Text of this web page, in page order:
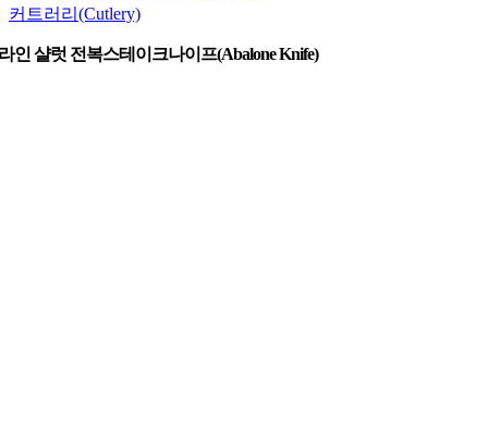
커트러리(Cutlery)
인 샬럿 전복스테이크나이프(Abalone Knife)